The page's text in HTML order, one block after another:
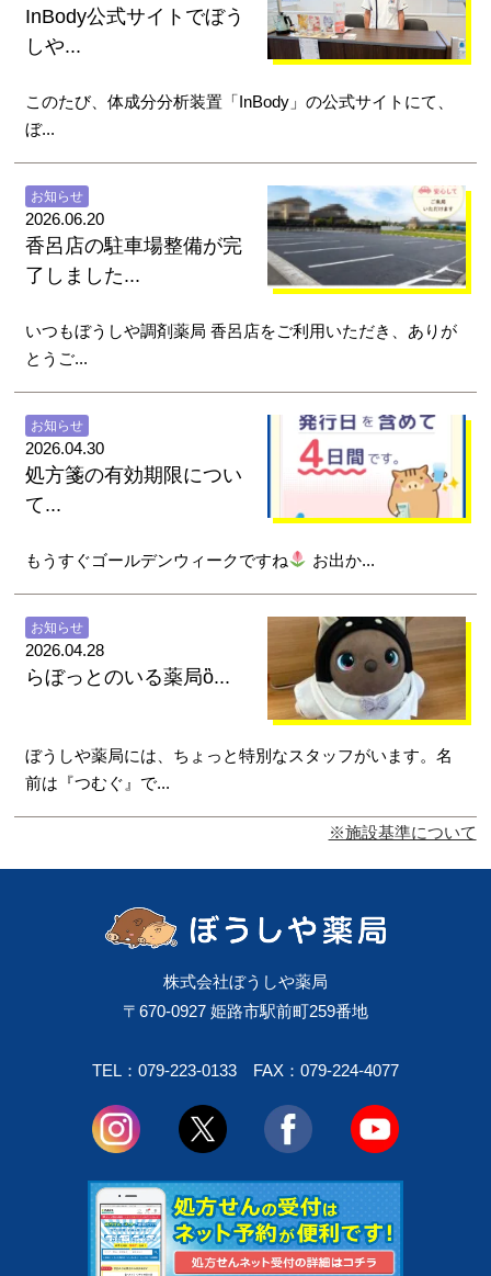
InBody公式サイトでぼう
しや...
このたび、体成分分析装置「InBody」の公式サイトにて、
ぼ...
2026.06.20
お知らせ
香呂店の駐車場整備が完
了しました...
いつもぼうしや調剤薬局 香呂店をご利用いただき、ありが
とうご...
2026.04.30
お知らせ
処方箋の有効期限につい
て...
もうすぐゴールデンウィークですね お出か...
2026.04.28
お知らせ
らぼっとのいる薬局ὂ...
ぼうしや薬局には、ちょっと特別なスタッフがいます。名
前は『つむぐ』で...
※施設基準について
株式会社ぼうしや薬局
〒670-0927 姫路市駅前町259番地
TEL：079-223-0133 FAX：079-224-4077